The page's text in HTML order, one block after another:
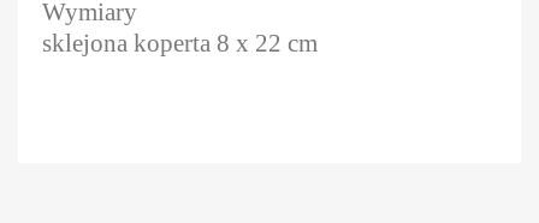
Wymiary
sklejona koperta 8 x 22 cm